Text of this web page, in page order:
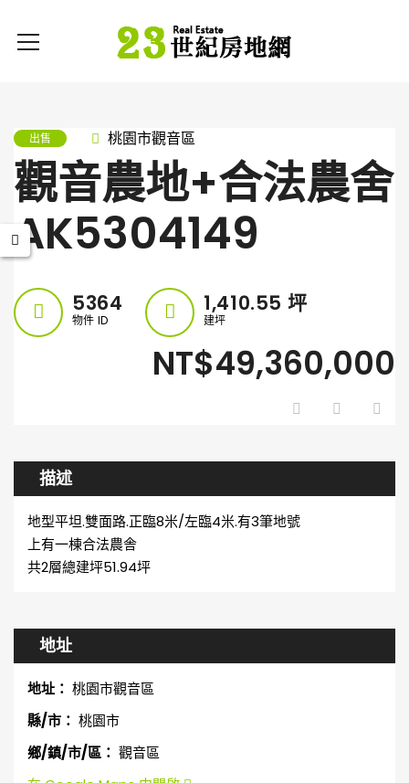
出售 桃園市觀音區
觀音農地+合法農舍
AK5304149
5364
物件 ID
1,410.55 坪
建坪
NT$49,360,000
描述
地型平坦.雙面路.正臨8米/左臨4米.有3筆地號
上有一棟合法農舎
共2層總建坪51.94坪
地址
地址： 桃園市觀音區
縣/市： 桃園市
鄉/鎮/市/區： 觀音區